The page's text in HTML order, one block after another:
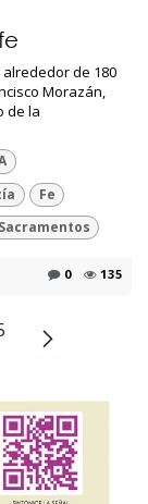
de 180
Morazán,
de la
Fe
Sacramentos
0 135